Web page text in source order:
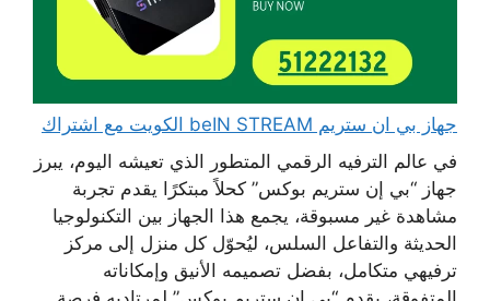
جهاز بي ان ستريم beIN STREAM الكويت مع اشتراك
في عالم الترفيه الرقمي المتطور الذي تعيشه اليوم، يبرز
جهاز “بي إن ستريم بوكس” كحلاً مبتكرًا يقدم تجربة
مشاهدة غير مسبوقة، يجمع هذا الجهاز بين التكنولوجيا
الحديثة والتفاعل السلس، ليُحوّل كل منزل إلى مركز
ترفيهي متكامل، بفضل تصميمه الأنيق وإمكاناته